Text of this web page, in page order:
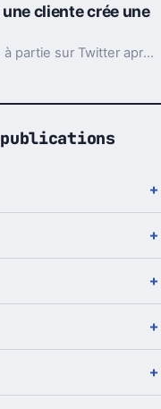
une cliente crée une
Buffy Mars, une bloggeuse, a été prise à partie sur Twitter après avoir dénoncé à sa direction un technicien d’Orange qui l’avait dragué par SMS suite à une intervention à son domicile.